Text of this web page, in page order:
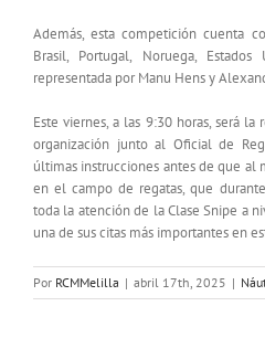
Además, esta competición cuenta
Brasil, Portugal, Noruega,
representada por Manu Hens y
Este viernes, a las 9:30 horas, será
organización junto al Oficial de
últimas instrucciones antes de que
en el campo de regatas, que
toda la atención de la Clase Snipe a
una de sus citas más importantes en
Por RCMMelilla | abril 17th, 2025 |